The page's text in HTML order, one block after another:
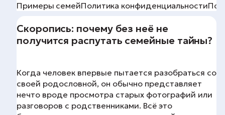
Скоропись: почему без неё не
получится распутать семейные тайны?
Когда человек впервые пытается разобраться со
своей родословной, он обычно представляет
нечто вроде просмотра старых фотографий или
разговоров с родственниками. Всё это
Примеры семейПолитика конфиденциальности